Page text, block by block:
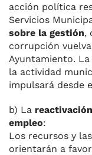
acción política
Servicios
sobre la gestión,
corrupción
Ayuntamiento. La
la actividad
impulsará desde
b) La
empleo:
Los recursos y
orientarán a